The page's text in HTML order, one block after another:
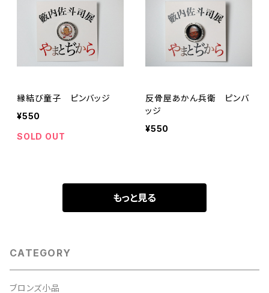
縁結び童子 ピンバッジ
¥550
SOLD OUT
反骨屋あかん兵衛 ピンバ
ッジ
¥550
もっと見る
CATEGORY
ブロンズ小品